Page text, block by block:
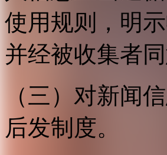
使用规则，明
并经被收集者同
（三）对新闻
后发制度。